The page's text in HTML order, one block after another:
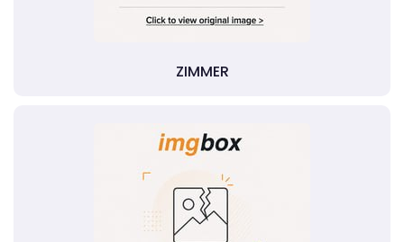
ZIMMER